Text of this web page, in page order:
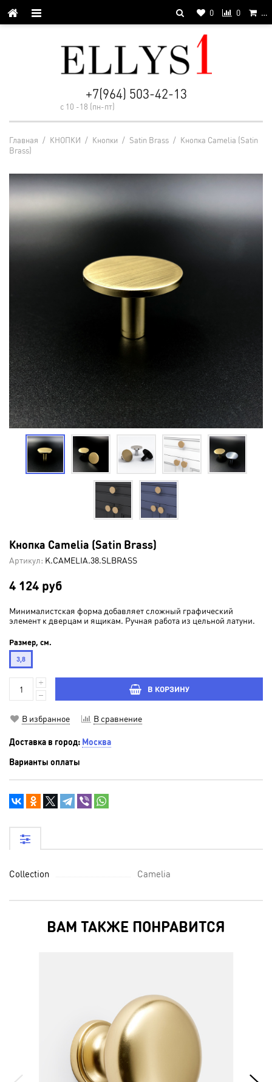
0 0 …
+7(964) 503-42-13
с 10 -18 (пн-пт)
Главная / КНОПКИ / Кнопки / Satin Brass / Кнопка Camelia (Satin
Brass)
Кнопка Camelia (Satin Brass)
Артикул: K.CAMELIA.38.SLBRASS
4 124 руб
Минималистская форма добавляет сложный графический
элемент к дверцам и ящикам. Ручная работа из цельной латуни.
Размер, см.
3,8
В КОРЗИНУ
В избранное В сравнение
Доставка в город: Москва
Варианты оплаты
Collection Camelia
ВАМ ТАКЖЕ ПОНРАВИТСЯ